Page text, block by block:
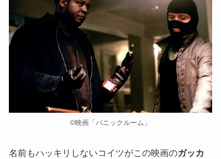
©映画「パニックルーム」
名前もハッキリしないコイツがこの映画のガッカ